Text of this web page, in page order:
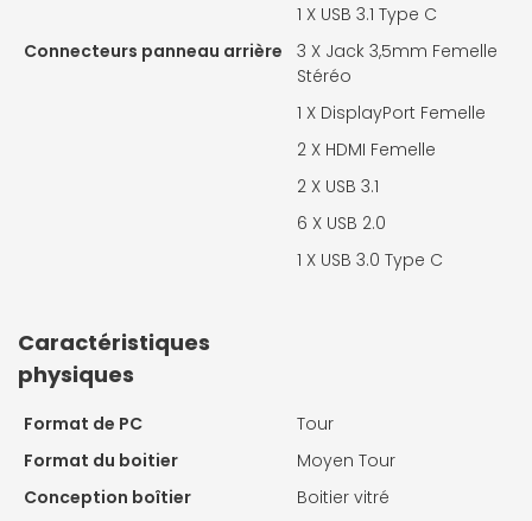
1 X USB 3.1 Type C
Connecteurs panneau arrière
3 X Jack 3,5mm Femelle
Stéréo
1 X DisplayPort Femelle
2 X HDMI Femelle
2 X USB 3.1
6 X USB 2.0
1 X USB 3.0 Type C
Caractéristiques
physiques
Format de PC
Tour
Format du boitier
Moyen Tour
Conception boîtier
Boitier vitré